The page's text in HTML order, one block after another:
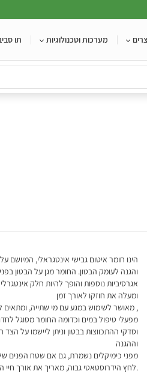
מערכות וטכנולוגיות תו
והגנה לעומק הבטון. החומר מגן על הבטון
אגרסיביות נוספות והופך להיות חלק
ומעלה את חוזקו לאורך זמן
מפעלי טיפול במים וכדומה החומר מסוגל
וסדקי ההתכווצות בבטון וניתן ליישמו על
וההגנה
מפני כימיקלים נשמרת, גם אם שטח הפנים
.לחץ הידרוסטאטי גבוה, מאריך את אורך חיי הבטון